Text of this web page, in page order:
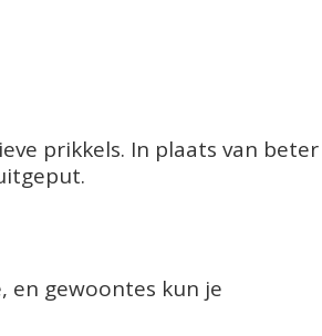
prikkels. In plaats van beter
en gewoontes kun je